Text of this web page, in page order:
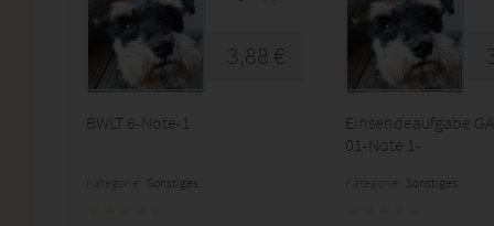
3,88 €
BWLT 6-Note-1
Sonstiges
Einsendeaufgabe
01-Note 1-
Sonstiges